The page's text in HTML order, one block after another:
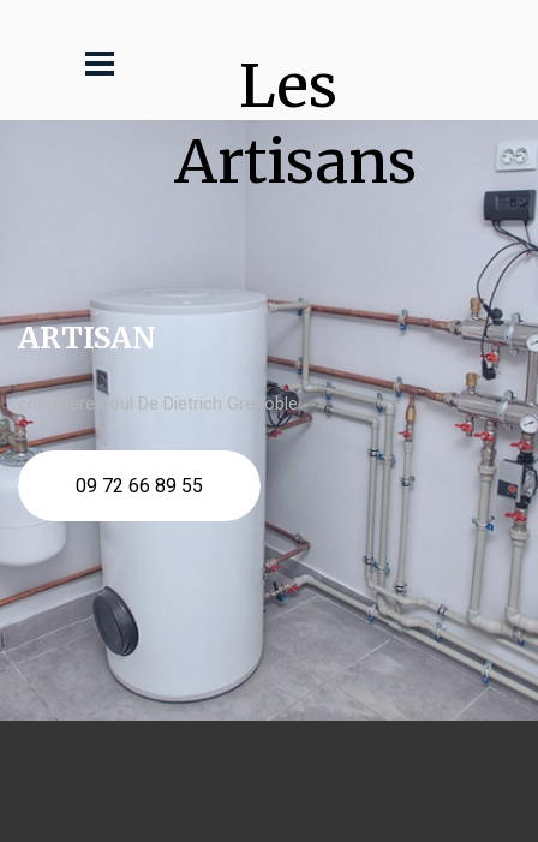
Les
Artisans
ARTISAN
chaudière fioul De Dietrich Grenoble
09 72 66 89 55